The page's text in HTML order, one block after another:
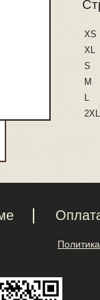
XS
XL
S
M
L
2XL